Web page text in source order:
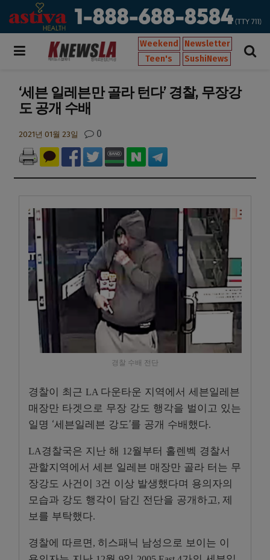
Weekend
Newsletter
Teen's
SushiNews
‘세븐 일레븐만 골라 턴다’ 경찰, 무장강
도 공개 수배
2021년 01월 23일 0
경찰 수배 전단
경찰이 최근 LA 다운타운 지역에서 세븐일레븐
매장만 타겟으로 무장 강도 행각을 벌이고 있는
일명 ‘세븐일레븐 강도’를 공개 수배했다.
LA경찰국은 지난 해 12월부터 홀렌벡 경찰서
관할지역에서 세븐 일레븐 매장만 골라 터는 무
장강도 사건이 3건 이상 발생했다며 용의자의
모습과 강도 행각이 담긴 전단을 공개하고, 제
보를 부탁했다.
경찰에 따르면, 히스패닉 남성으로 보이는 이